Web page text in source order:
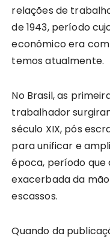
relações de
de 1943, período
econômico era
temos atualmente.
No Brasil, as
trabalhador
século XIX, pós
para unificar e
época, período que
exacerbada da
escassos.
Quando da